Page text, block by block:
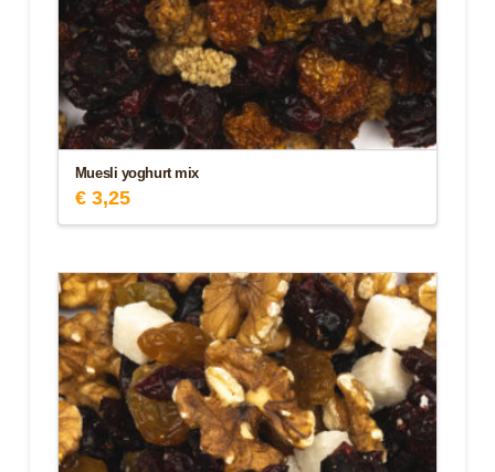
Muesli yoghurt mix
€3,25